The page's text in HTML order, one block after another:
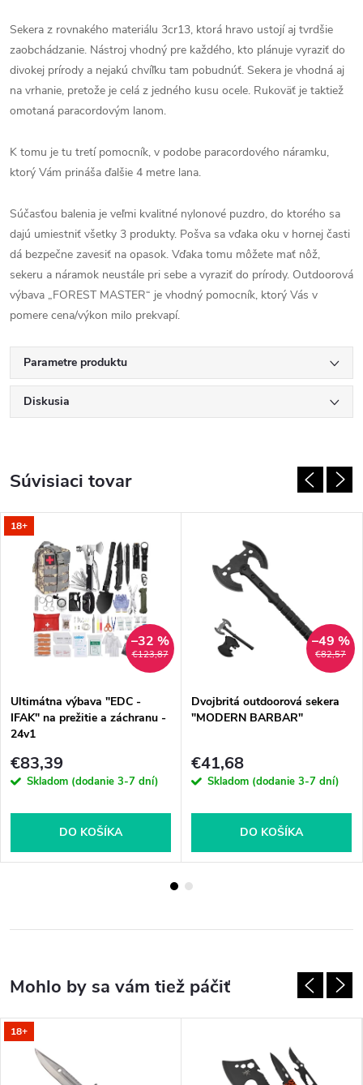
Sekera z rovnakého materiálu 3cr13, ktorá hravo ustojí aj tvrdšie
zaobchádzanie. Nástroj vhodný pre každého, kto plánuje vyraziť do
divokej prírody a nejakú chvíľku tam pobudnúť. Sekera je vhodná aj
na vrhanie, pretože je celá z jedného kusu ocele. Rukoväť je taktiež
omotaná paracordovým lanom.
K tomu je tu tretí pomocník, v podobe paracordového náramku,
ktorý Vám prináša ďalšie 4 metre lana.
Súčasťou balenia je veľmi kvalitné nylonové puzdro, do ktorého sa
dajú umiestniť všetky 3 produkty. Pošva sa vďaka oku v hornej časti
dá bezpečne zavesiť na opasok. Vďaka tomu môžete mať nôž,
sekeru a náramok neustále pri sebe a vyraziť do prírody. Outdoorová
výbava „FOREST MASTER“ je vhodný pomocník, ktorý Vás v
pomere cena/výkon milo prekvapí.
Parametre produktu
Diskusia
Súvisiaci tovar
18+
€123,87
–32 %
Ultimátna výbava "EDC -
IFAK" na prežitie a záchranu -
24v1
€83,39
Skladom (dodanie 3-7 dní)
DO KOŠÍKA
€82,57
–49 %
Dvojbritá outdoorová sekera
"MODERN BARBAR"
€41,68
Skladom (dodanie 3-7 dní)
DO KOŠÍKA
18+